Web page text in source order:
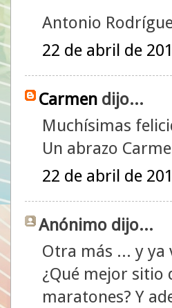
Antonio
22 de abril de
Carmen dijo...
Muchísimas
Un abrazo
22 de abril de
Anónimo dijo...
Otra más ... y ya
¿Qué mejor sitio
maratones? Y